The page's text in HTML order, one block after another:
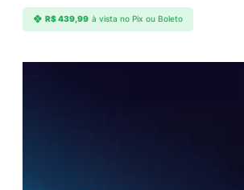
R$439,99 à vista no Pix ou Boleto